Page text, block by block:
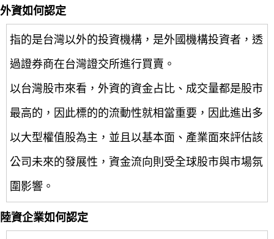
外資如何認定
指的是台灣以外的投資機構，是外國機構投資者，透
過證券商在台灣證交所進行買賣。
以台灣股市來看，外資的資金占比、成交量都是股市
最高的，因此標的的流動性就相當重要，因此進出多
以大型權值股為主，並且以基本面、產業面來評估該
公司未來的發展性，資金流向則受全球股市與市場氛
圍影響。
陸資企業如何認定